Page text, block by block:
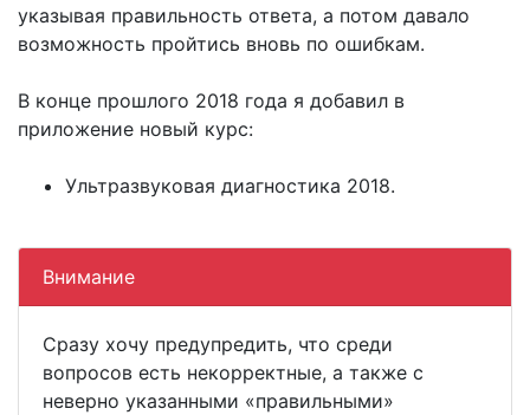
указывая правильность ответа, а потом давало
возможность пройтись вновь по ошибкам.
В конце прошлого 2018 года я добавил в
приложение новый курс:
Ультразвуковая диагностика 2018.
Внимание
Сразу хочу предупредить, что среди
вопросов есть некорректные, а также с
неверно указанными «правильными»